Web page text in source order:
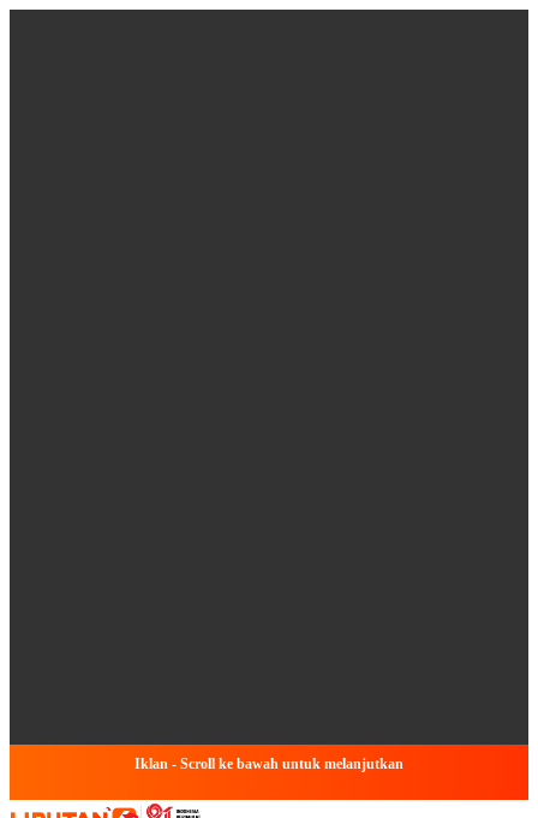
Iklan - Scroll ke bawah untuk melanjutkan